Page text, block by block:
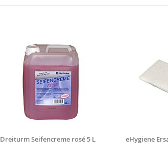
Dreiturm Seifencreme rosé 5 L eHygiene